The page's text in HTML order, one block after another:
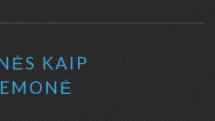
KAIP